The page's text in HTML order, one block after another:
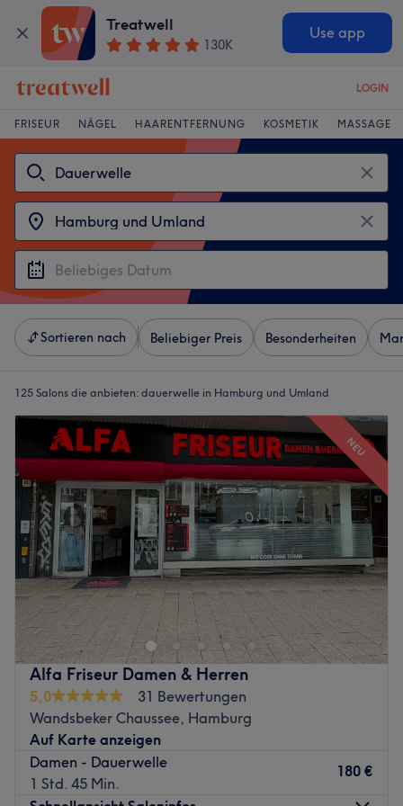
Treatwell
130K
Use app
LOGIN
FRISEUR NÄGEL HAARENTFERNUNG KOSMETIK MASSAGE
Sortieren nach Beliebiger Preis Besonderheiten
125 Salons die anbieten: dauerwelle in Hamburg und Umland
NEU
Alfa Friseur Damen & Herren
5,0
31 Bewertungen
Wandsbeker Chaussee, Hamburg
Auf Karte anzeigen
Damen - Dauerwelle
1 Std. 45 Min.
180 €